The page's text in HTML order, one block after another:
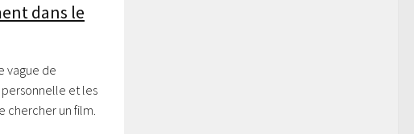
dans le
vague de
et les
chercher un film.